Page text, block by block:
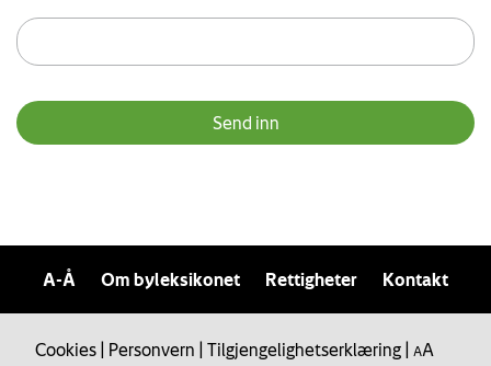
A-Å Om byleksikonet Rettigheter Kontakt
Cookies Personvern Tilgjengelighetserklæring AA